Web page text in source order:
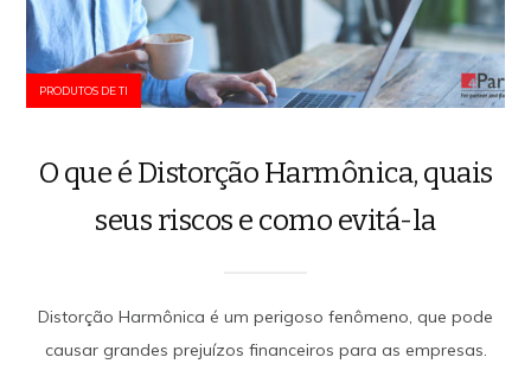
PRODUTOS DE TI
O que é Distorção Harmônica, quais
seus riscos e como evitá-la
Distorção Harmônica é um perigoso fenômeno, que pode
causar grandes prejuízos financeiros para as empresas.